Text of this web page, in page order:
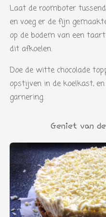
t
e
r
r
e
n
Laat de roomboter
en voeg er de fijn
op de bodem van een
dit afkoelen.
Doe de witte chocolade
opstijven in de koelkast,
garnering.
Geniet van